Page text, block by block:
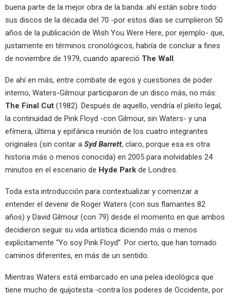
buena parte de la mejor obra de la banda: ahí están sobre todo
sus discos de la década del 70 -por estos días se cumplieron 50
años de la publicación de Wish You Were Here, por ejemplo- que,
justamente en términos cronológicos, habría de concluir a fines
de noviembre de 1979, cuando apareció The Wall.
De ahí en más, entre combate de egos y cuestiones de poder
interno, Waters-Gilmour participaron de un disco más, no más:
The Final Cut (1982). Después de aquello, vendría el pleito legal,
la continuidad de Pink Floyd -con Gilmour, sin Waters- y una
efímera, última y epifánica reunión de los cuatro integrantes
originales (sin contar a Syd Barrett, claro, porque esa es otra
historia más o menos conocida) en 2005 para inolvidables 24
minutos en el escenario de Hyde Park de Londres.
Toda esta introducción para contextualizar y comenzar a
entender el devenir de Roger Waters (con sus flamantes 82
años) y David Gilmour (con 79) desde el momento en que ambos
decidieron seguir su vida artística diciendo más o menos
explícitamente “Yo soy Pink Floyd”. Por cierto, que han tomado
caminos diferentes, en más de un sentido.
Mientras Waters está embarcado en una pelea ideológica que
tiene mucho de quijotesta -contra los poderes de Occidente, por